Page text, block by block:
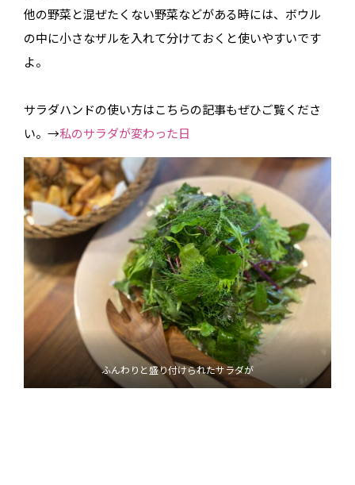
他の野菜と混ぜたくない野菜などがある時には、ボウル
の中に小さなザルを入れて分けておくと使いやすいです
よ。
サラダハンドの使い方はこちらの記事もぜひご覧くださ
い。→私のサラダが変わった日
ふんわりと盛り付けられたサラダが